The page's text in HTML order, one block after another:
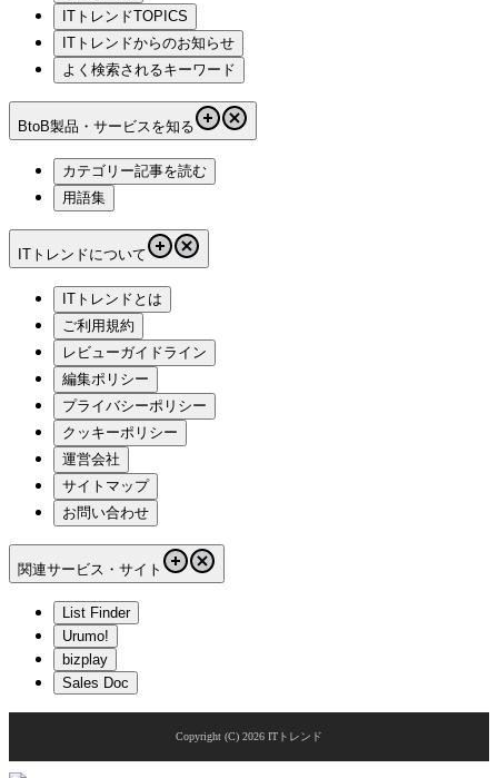
ITトレンドTOPICS
ITトレンドからのお知らせ
よく検索されるキーワード
BtoB製品・サービスを知る
カテゴリー記事を読む
用語集
ITトレンドについて
ITトレンドとは
ご利用規約
レビューガイドライン
編集ポリシー
プライバシーポリシー
クッキーポリシー
運営会社
サイトマップ
お問い合わせ
関連サービス・サイト
List Finder
Urumo!
bizplay
Sales Doc
Copyright (C) 2026 ITトレンド